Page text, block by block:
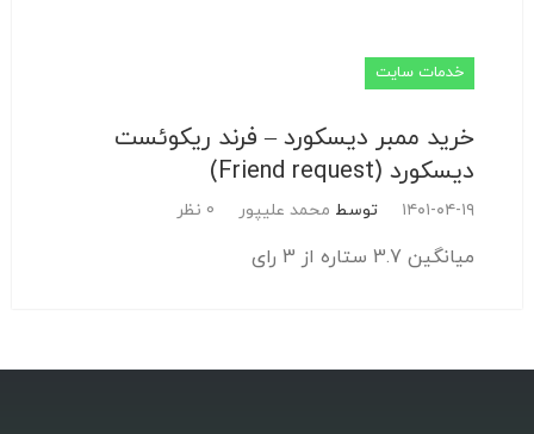
خدمات سایت
خرید ممبر دیسکورد – فرند ریکوئست
دیسکورد (Friend request)
۱۴۰۱-۰۴-۱۹ توسط محمد علیپور 0 نظر
میانگین 3.7 ستاره از 3 رای